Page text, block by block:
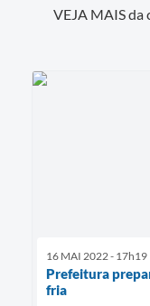
Enquete
Agenda
VEJA MAIS da
16 MAI 2022 - 17h19
Prefeitura
fria